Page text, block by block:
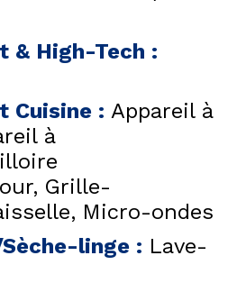
& High-Tech :
Cuisine : Appareil à
à
Grille-
Micro-ondes
linge : Lave-